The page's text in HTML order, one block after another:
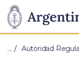
Presidencia
de
Pasar al
… Autoridad